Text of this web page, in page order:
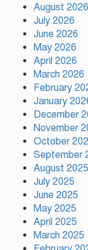
August 2026
July 2026
June 2026
May 2026
April 2026
March 2026
February
January
December
November
October
September
August 2025
July 2025
June 2025
May 2025
April 2025
March 2025